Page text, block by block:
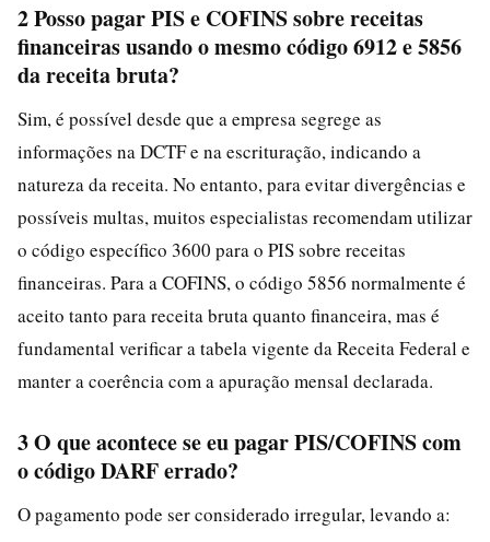
2 Posso pagar PIS e COFINS sobre receitas
financeiras usando o mesmo código 6912 e 5856
da receita bruta?
Sim, é possível desde que a empresa segrege as
informações na DCTF e na escrituração, indicando a
natureza da receita. No entanto, para evitar divergências e
possíveis multas, muitos especialistas recomendam utilizar
o código específico 3600 para o PIS sobre receitas
financeiras. Para a COFINS, o código 5856 normalmente é
aceito tanto para receita bruta quanto financeira, mas é
fundamental verificar a tabela vigente da Receita Federal e
manter a coerência com a apuração mensal declarada.
3 O que acontece se eu pagar PIS/COFINS com
o código DARF errado?
O pagamento pode ser considerado irregular, levando a: